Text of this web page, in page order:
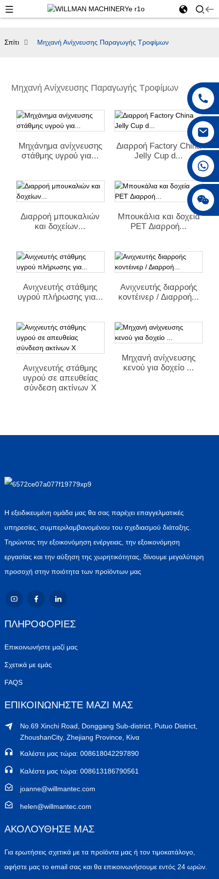
+86 18042297890
Σπίτι Μηχανή Ανίχνευσης Παραγωγής Τροφίμων
Μηχανή Ανίχνευσης Παραγωγής Τροφίμων
Μηχάνημα ανίχνευσης
στάθμης υγρού για...
Διαρροή Factory China
Jelly Cup d...
Διαρροή μπουκαλιών
και δοχείων...
Μπουκάλια και δοχεία
PET Διαρροή...
Ανιχνευτής στάθμης
υγρού πλήρωσης για...
Ανιχνευτής διαρροής
κοντέινερ / Διαρροή...
Ανιχνευτής στάθμης
υγρού σε απευθείας
σύνδεση ακτίνων Χ
Μηχανή ανίχνευσης
κενού για δοχείο ...
Η εξειδικευμένη ομάδα μας θα σας παρέχει επαγγελματικές
υπηρεσίες, συμπεριλαμβανομένου του σχεδιασμού διάταξης.
Τηρώντας την εξοικονόμηση ενέργειας, την εξοικονόμηση
εργασίας και την αύξηση της χωρητικότητας, δίνουμε μεγαλύτερη
προσοχή στην ποιότητα των προϊόντων μας
ΠΛΗΡΟΦΟΡΙΕΣ
Επικοινωνήστε μαζί μας
Σχετικά με εμάς
FAQS
ΕΠΙΚΟΙΝΩΝΉΣΤΕ ΜΑΖΊ ΜΑΣ
No.69 Xinchi Road, Donggang Sub-district, Putuo District,
ZhoushanCity, Zhejiang Province, Κίνα
Καλέστε μας τώρα: 008618042297890
Καλέστε μας τώρα: 008613186790561
joanne@willmantec.com
helen@willmantec.com
ΑΚΟΛΟΥΘΗΣΕ ΜΑΣ
Για ερωτήσεις σχετικά με τα προϊόντα μας ή τον τιμοκατάλογο,
αφήστε μας το email σας και θα επικοινωνήσουμε εντός 24 ωρών.